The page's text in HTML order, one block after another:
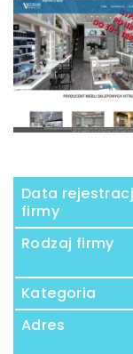
Data
firmy
Rodzaj firmy
Kategoria
Adres